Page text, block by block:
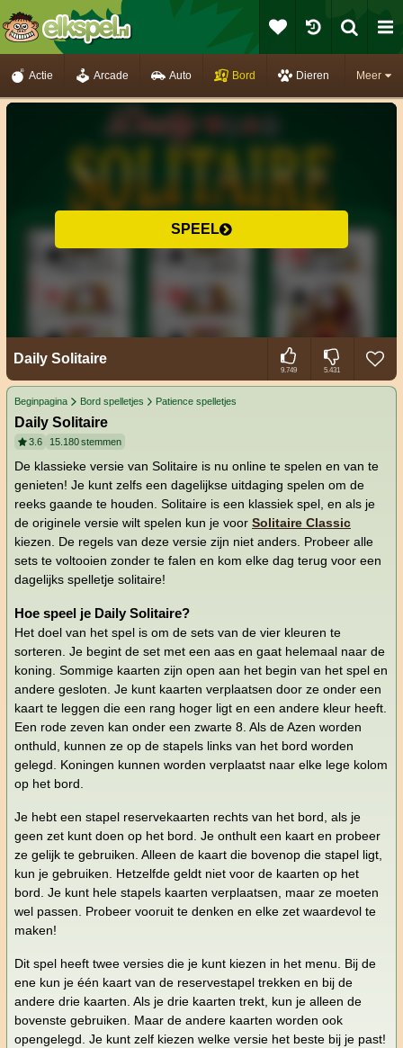
Meer
Actie Arcade Auto Bord Dieren
SPEEL
Daily Solitaire
9.749 5.431
Beginpagina Bord spelletjes Patience spelletjes
Daily Solitaire
3.6 15.180stemmen
De klassieke versie van Solitaire is nu online te spelen en van te
genieten! Je kunt zelfs een dagelijkse uitdaging spelen om de
reeks gaande te houden. Solitaire is een klassiek spel, en als je
de originele versie wilt spelen kun je voor Solitaire Classic
kiezen. De regels van deze versie zijn niet anders. Probeer alle
sets te voltooien zonder te falen en kom elke dag terug voor een
dagelijks spelletje solitaire!
Hoe speel je Daily Solitaire?
Het doel van het spel is om de sets van de vier kleuren te
sorteren. Je begint de set met een aas en gaat helemaal naar de
koning. Sommige kaarten zijn open aan het begin van het spel en
andere gesloten. Je kunt kaarten verplaatsen door ze onder een
kaart te leggen die een rang hoger ligt en een andere kleur heeft.
Een rode zeven kan onder een zwarte 8. Als de Azen worden
onthuld, kunnen ze op de stapels links van het bord worden
gelegd. Koningen kunnen worden verplaatst naar elke lege kolom
op het bord.
Je hebt een stapel reservekaarten rechts van het bord, als je
geen zet kunt doen op het bord. Je onthult een kaart en probeer
ze gelijk te gebruiken. Alleen de kaart die bovenop die stapel ligt,
kun je gebruiken. Hetzelfde geldt niet voor de kaarten op het
bord. Je kunt hele stapels kaarten verplaatsen, maar ze moeten
wel passen. Probeer vooruit te denken en elke zet waardevol te
maken!
Dit spel heeft twee versies die je kunt kiezen in het menu. Bij de
ene kun je één kaart van de reservestapel trekken en bij de
andere drie kaarten. Als je drie kaarten trekt, kun je alleen de
bovenste gebruiken. Maar de andere kaarten worden ook
opengelegd. Je kunt zelf kiezen welke versie het beste bij je past!